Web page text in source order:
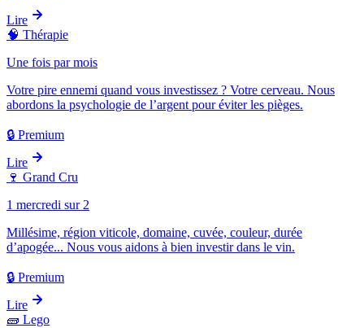
Lire
🧠 Thérapie
Une fois par mois
Votre pire ennemi quand vous investissez ? Votre cerveau. Nous
abordons la psychologie de l’argent pour éviter les pièges.
🔒 Premium
Lire
🍷 Grand Cru
1 mercredi sur 2
Millésime, région viticole, domaine, cuvée, couleur, durée
d’apogée... Nous vous aidons à bien investir dans le vin.
🔒 Premium
Lire
🧱 Lego